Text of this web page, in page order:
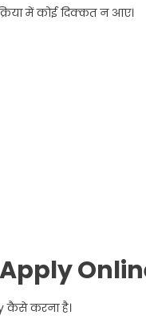
में कोई दिक्कत न आए।
कैसे करना है।